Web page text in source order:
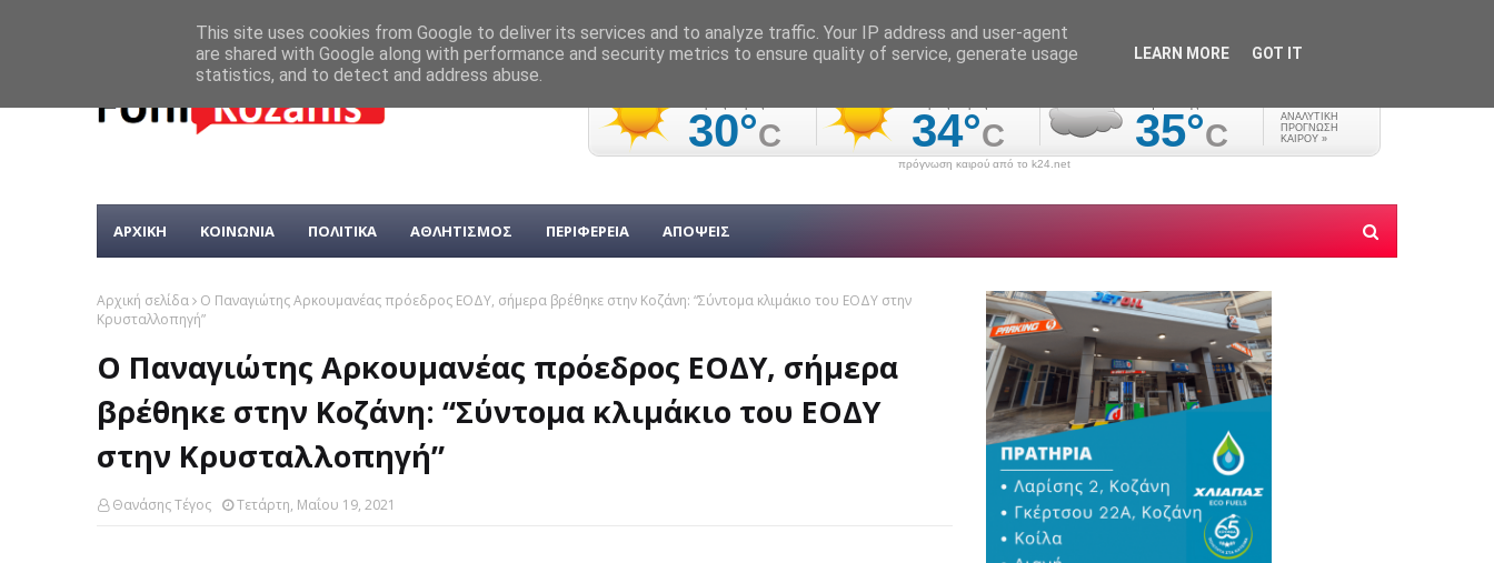
πρόγνωση καιρού από το k24.net
ΑΡΧΙΚΗ ΚΟΙΝΩΝΙΑ ΠΟΛΙΤΙΚΑ ΑΘΛΗΤΙΣΜΟΣ ΠΕΡΙΦΕΡΕΙΑ ΑΠΟΨΕΙΣ
Αρχική σελίδα
Ο Παναγιώτης Αρκουμανέας πρόεδρος ΕΟΔΥ, σήμερα βρέθηκε στην Κοζάνη: “Σύντομα κλιμάκιο του ΕΟΔΥ στην
Κρυσταλλοπηγή”
Ο Παναγιώτης Αρκουμανέας πρόεδρος ΕΟΔΥ, σήμερα
βρέθηκε στην Κοζάνη: “Σύντομα κλιμάκιο του ΕΟΔΥ
στην Κρυσταλλοπηγή”
Θανάσης Τέγος Τετάρτη, Μαΐου 19, 2021
This site uses cookies from Google to deliver its services and to analyze traffic. Your IP address and user-agent
are shared with Google along with performance and security metrics to ensure quality of service, generate usage
statistics, and to detect and address abuse.
LEARN MORE GOT IT